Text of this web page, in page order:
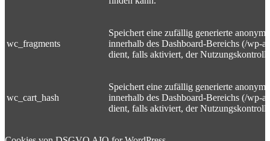
wc_fragments
Speichert eine zufällig generierte
innerhalb des Dashboard-Bereichs (/wp-
dient, falls aktiviert, der
wc_cart_hash
Speichert eine zufällig generierte
innerhalb des Dashboard-Bereichs (/wp-
dient, falls aktiviert, der